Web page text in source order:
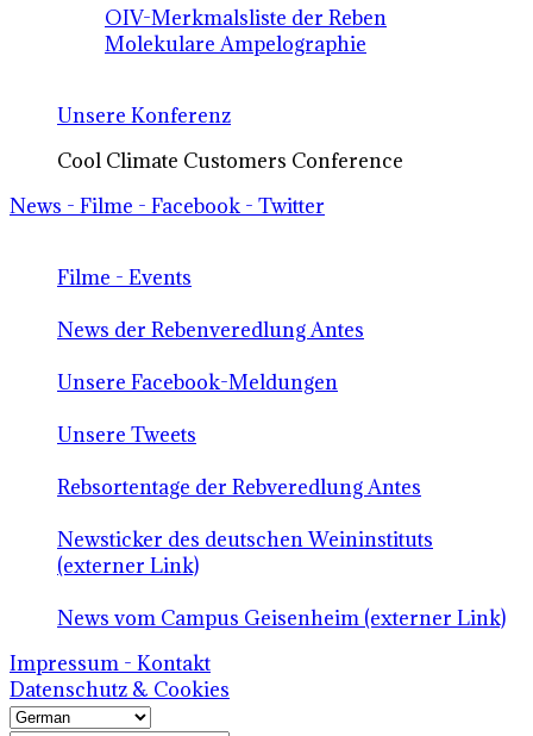
OIV-Merkmalsliste der Reben
Molekulare Ampelographie
Unsere Konferenz
Cool Climate Customers Conference
News - Filme - Facebook - Twitter
Filme - Events
News der Rebenveredlung Antes
Unsere Facebook-Meldungen
Unsere Tweets
Rebsortentage der Rebveredlung Antes
Newsticker des deutschen Weininstituts
(externer Link)
News vom Campus Geisenheim (externer Link)
Impressum - Kontakt
Datenschutz & Cookies